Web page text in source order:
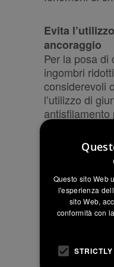
Evita
ancoraggio
Per la posa di
ingombri
considerevoli
l’utilizzo di
ricorrere ai
calcestruzzo
ingombri
influenzate
presente.
Ampio
Le curve
raggio sono
angolazioni
Questo sito Web
l'esperienza
sito Web,
conformità con